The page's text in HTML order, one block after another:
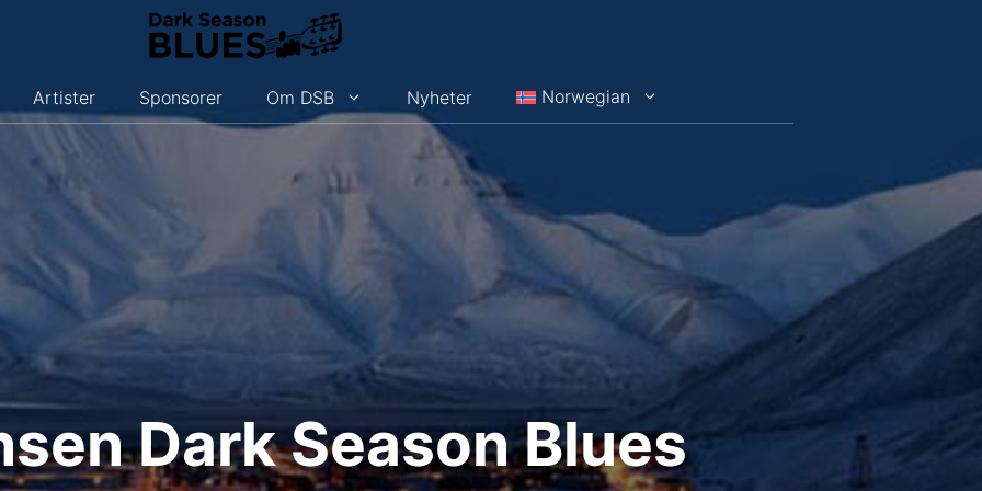
Artister Sponsorer Om DSB Nyheter Norwegian
Dark Season Blues